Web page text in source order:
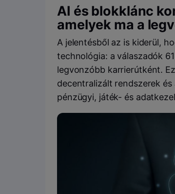
AI és blokklánc
amelyek ma a
A jelentésből az is kiderül,
technológia: a válaszadók
legvonzóbb karrierútként.
decentralizált rendszerek
pénzügyi, játék- és